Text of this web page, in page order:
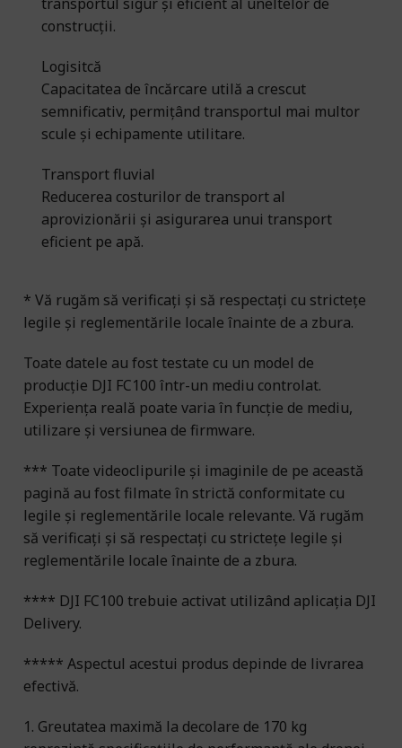
construcții.
Logisitcă
Capacitatea de încărcare utilă a crescut
semnificativ, permițând transportul mai multor
scule și echipamente utilitare.
Transport fluvial
Reducerea costurilor de transport al
aprovizionării și asigurarea unui transport
eficient pe apă.
* Vă rugăm să verificați și să respectați cu strictețe
legile și reglementările locale înainte de a zbura.
Toate datele au fost testate cu un model de
producție DJI FC100 într-un mediu controlat.
Experiența reală poate varia în funcție de mediu,
utilizare și versiunea de firmware.
*** Toate videoclipurile și imaginile de pe această
pagină au fost filmate în strictă conformitate cu
legile și reglementările locale relevante. Vă rugăm
să verificați și să respectați cu strictețe legile și
reglementările locale înainte de a zbura.
**** DJI FC100 trebuie activat utilizând aplicația DJI
Delivery.
***** Aspectul acestui produs depinde de livrarea
efectivă.
1. Greutatea maximă la decolare de 170 kg